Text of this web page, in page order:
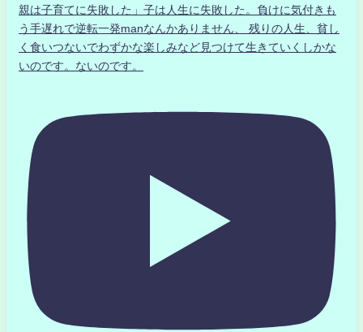
親は子育てに失敗した」子は人生に失敗した。負けに気付きも
う手遅れで逆転一発manなんかありません、 残りの人生、貧し
く食いつないでわずかな楽しみなど見つけて生きていくしかな
いのです。ないのです。